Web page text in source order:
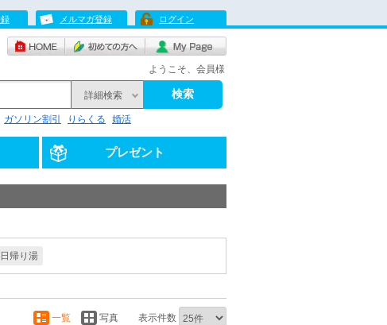
メルマガ登録 ログイン
ようこそ、会員様
詳細検索 検索
ガソリン割引 りらくる 婚活
プレゼント
帰り湯
一覧 写真 表示件数